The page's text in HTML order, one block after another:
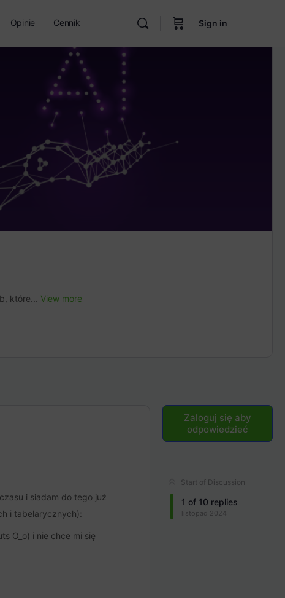
Opinie Cennik Sign in
które... View more
i siadam do tego już
i tabelarycznych):
O_o) i nie chce mi się
Zaloguj się aby
odpowiedzieć
Start of Discussion
1 of 10 replies
listopad 2024